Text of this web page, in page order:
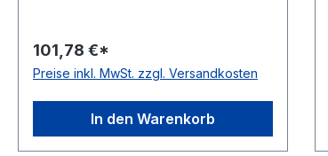
Temperaturbereich -20 bis +120 °C
Käfig Polyamidkäfig Toleranzklasse
101,78 €*
Preise inkl. MwSt. zzgl. Versandkosten
In den Warenkorb